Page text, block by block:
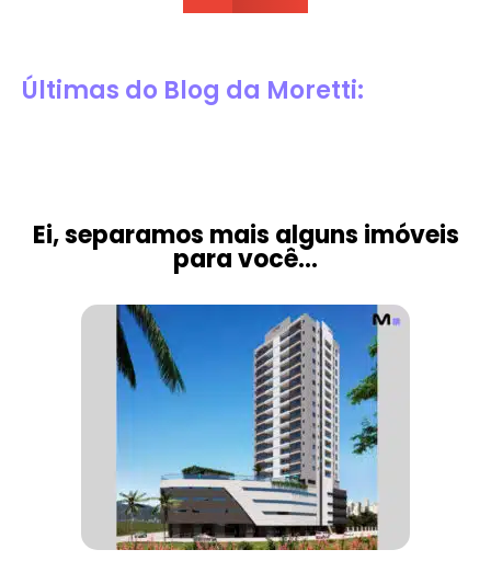
Últimas do Blog da Moretti:
Ei, separamos mais alguns imóveis
para você...